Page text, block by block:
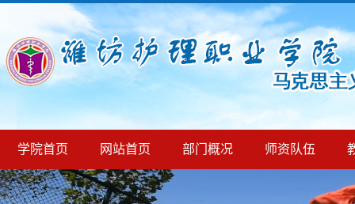
学院首页 网站首页 部门概况 师资队伍